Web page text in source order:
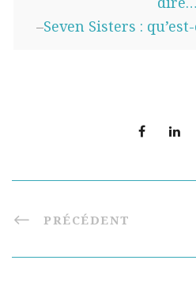
–Seven Sisters :
PRÉCÉDENT